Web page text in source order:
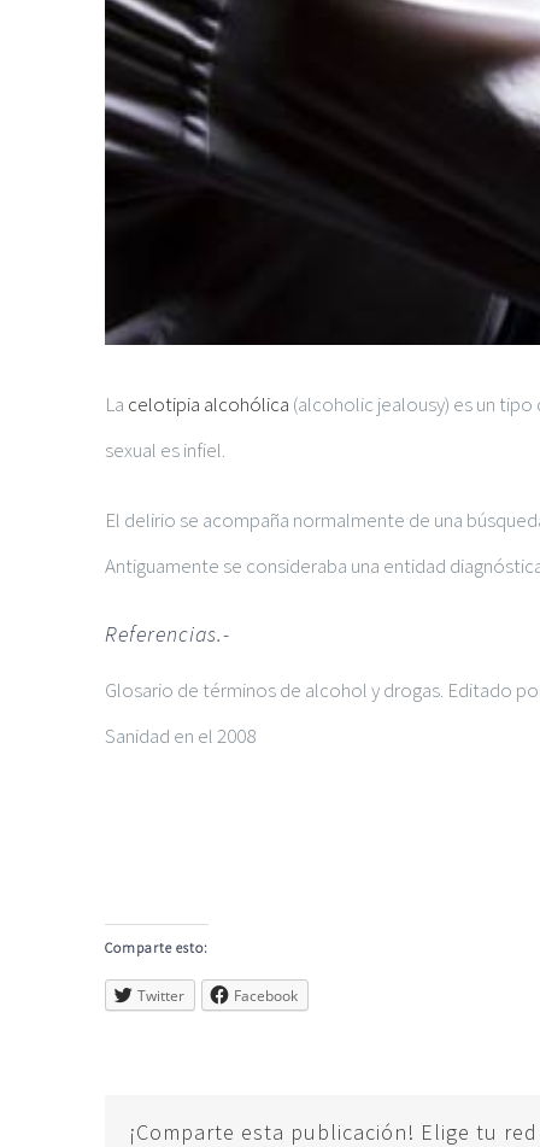
La celotipia alcohólica (alcoholic jealousy) es un
sexual es infiel.
El delirio se acompaña normalmente de una
Antiguamente se consideraba una entidad
Referencias.-
Glosario de términos de alcohol y drogas. Editado
Sanidad en el 2008
Comparte esto:
Twitter Facebook
¡Comparte esta publicación! Elige tu